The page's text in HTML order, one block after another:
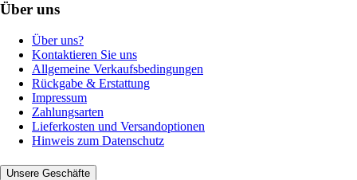
Über uns
Über uns?
Kontaktieren Sie uns
Allgemeine Verkaufsbedingungen
Rückgabe & Erstattung
Impressum
Zahlungsarten
Lieferkosten und Versandoptionen
Hinweis zum Datenschutz
Unsere Geschäfte